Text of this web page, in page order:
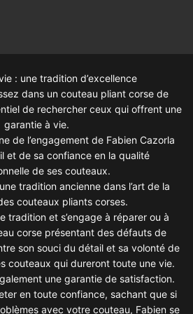
: une tradition d’excellence
dans un couteau pliant corse de
de rechercher ceux qui offrent une
garantie à vie.
de l’engagement de Fabien Cazorla
et de sa confiance en la qualité
de ses couteaux.
tradition ancienne dans l’art de la
couteaux pliants corses.
tradition et s’engage à réparer ou à
corse présentant des défauts de
son souci du détail et sa volonté de
couteaux qui dureront toute une vie.
une garantie de satisfaction.
en toute confiance, sachant que si
avec votre couteau, Fabien se